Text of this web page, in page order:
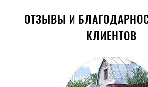
ОТЗЫВЫ И
КЛИЕНТОВ